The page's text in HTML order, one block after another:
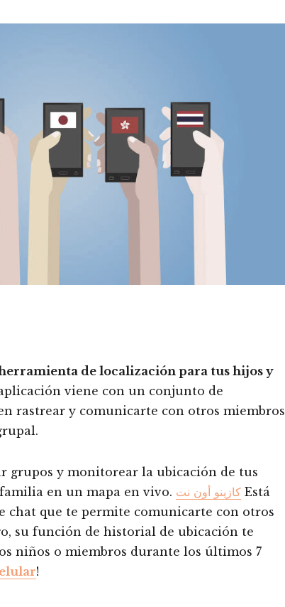
de localización para tus hijos y
viene con un conjunto de
rastrear y comunicarte con otros miembros
grupos y monitorear la ubicación de tus
en un mapa en vivo. كازينو أون نت Está
chat que te permite comunicarte con otros
su función de historial de ubicación te
niños o miembros durante los últimos 7
!